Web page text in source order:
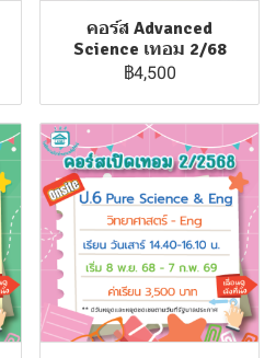
คอร์ส Advanced
Science เทอม 2/68
฿4,500